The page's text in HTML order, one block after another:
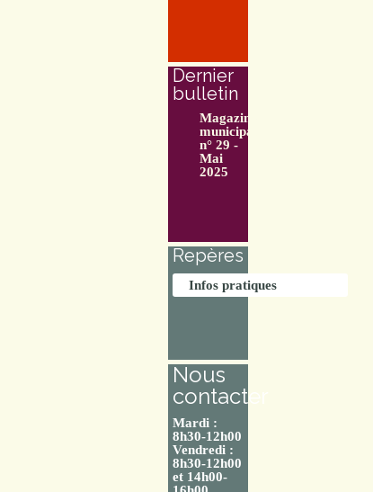
Dernier
bulletin
Magazine
municipal
n° 29 -
Mai
2025
Repères
Infos pratiques
Nous
contacter
Mardi :
8h30-12h00
Vendredi :
8h30-12h00
et 14h00-